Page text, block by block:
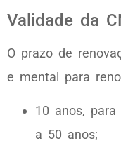
Validade da
O prazo de
e mental para
10 anos,
a 50 anos;